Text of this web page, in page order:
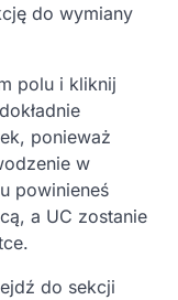
do wymiany
polu i kliknij
ponieważ
w
powinieneś
a UC zostanie
do sekcji